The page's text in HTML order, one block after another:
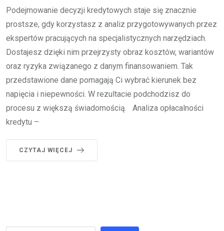
Podejmowanie decyzji kredytowych staje się znacznie
prostsze, gdy korzystasz z analiz przygotowywanych przez
ekspertów pracujących na specjalistycznych narzędziach.
Dostajesz dzięki nim przejrzysty obraz kosztów, wariantów
oraz ryzyka związanego z danym finansowaniem. Tak
przedstawione dane pomagają Ci wybrać kierunek bez
napięcia i niepewności. W rezultacie podchodzisz do
procesu z większą świadomością. Analiza opłacalności
kredytu –
CZYTAJ WIĘCEJ